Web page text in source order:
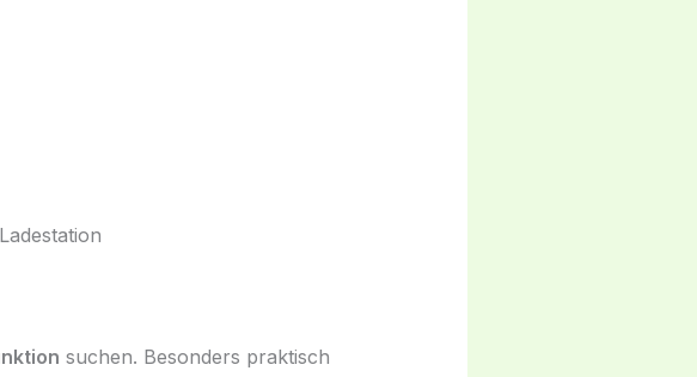
suchen. Besonders praktisch